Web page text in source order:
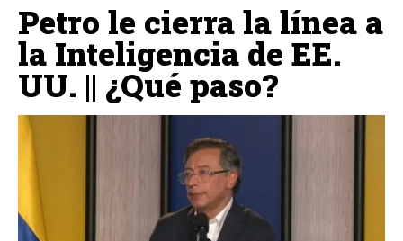
Petro le cierra la línea a
la Inteligencia de EE.
UU. || ¿Qué paso?